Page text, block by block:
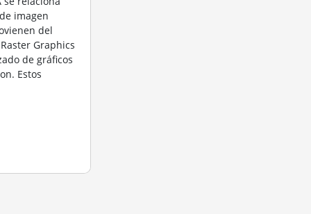
imagen
del
Graphics
de gráficos
Estos